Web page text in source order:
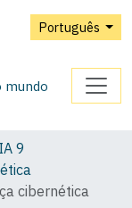
Português
mundo
9
cibernética